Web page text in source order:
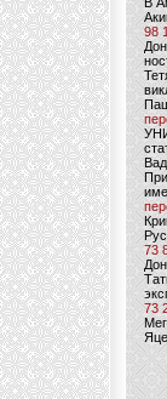
98
73
73